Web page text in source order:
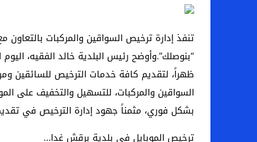
عالم الجريمة – ب الأمن والقضاء – في
عالم الجريمة – قُتل أربعة مهاجرين غير
مال و اعمال – انكماش الاقتصاد
تنفذ إدارة ترخيص السواقين والمركبات
“بنوصلك”.وأوضح رئيس البلدية خالد الفقيه،
ظهراً، لتقديم كافة خدمات الترخيص للسائقين
السواقين والمركبات، للتسهيل والتخفيف على
بشكل فوري، مثمناً جهود إدارة الترخيص في
ترخيص الموبايل في بلدية برقش غدا…